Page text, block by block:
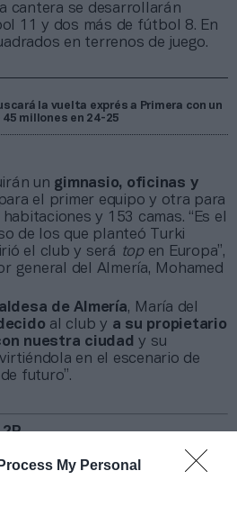
My Personal
cantera se desarrollarán
11 y dos más de fútbol 8. En
en terrenos de juego.
la vuelta exprés a Primera con un
millones en 24-25
un gimnasio, oficinas y
el primer equipo y otra para
y 153 camas. “Es el
de los que planteó Turki
el club y será topen Europa”,
general del Almería, Mohamed
de Almería, María del
al club y a su propietario
nuestra ciudad y su
en el escenario de
futuro”.
de 2Playbook, cuya plataforma
real el negocio de 60